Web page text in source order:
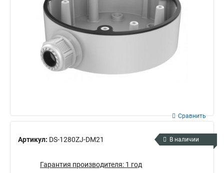
Артикул: DS-1280ZJ-DM21
Сравнить
В наличии
Гарантия производителя: 1 год